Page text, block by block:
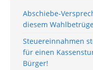
Abschiebe-
diesem
Steuereinnahmen
für einen
Bürger!